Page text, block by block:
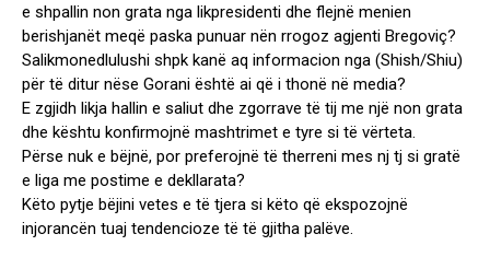
e shpallin non grata nga likpresidenti dhe flejnë menien
berishjanët meqë paska punuar nën rrogoz agjenti Bregoviç?
Salikmonedlulushi shpk kanë aq informacion nga (Shish/Shiu)
për të ditur nëse Gorani është ai që i thonë në media?
E zgjidh likja hallin e saliut dhe zgorrave të tij me një non grata
dhe kështu konfirmojnë mashtrimet e tyre si të vërteta.
Përse nuk e bëjnë, por preferojnë të therreni mes nj tj si gratë
e liga me postime e dekllarata?
Këto pytje bëjini vetes e të tjera si këto që ekspozojnë
injorancën tuaj tendencioze të të gjitha palëve.